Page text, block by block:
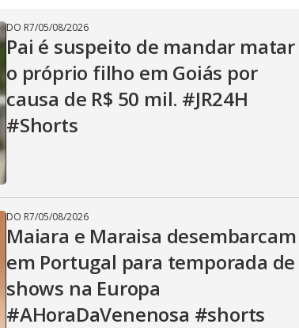
DO R7/05/08/2026
Pai é suspeito de mandar matar
o próprio filho em Goiás por
causa de R$ 50 mil. #JR24H
#Shorts
DO R7/05/08/2026
Maiara e Maraisa desembarcam
em Portugal para temporada de
shows na Europa
#AHoraDaVenenosa #shorts